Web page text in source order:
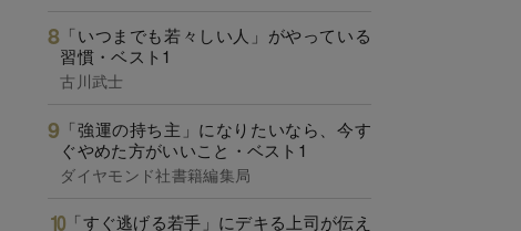
「いつまでも若々しい人」がやっている
習慣・ベスト1
古川武士
「強運の持ち主」になりたいなら、今す
ぐやめた方がいいこと・ベスト1
ダイヤモンド社書籍編集局
「すぐ逃げる若手」にデキる上司が伝え